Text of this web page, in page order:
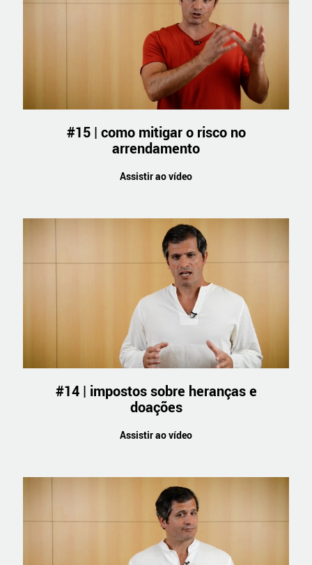
#15 | como mitigar o risco no
arrendamento
Assistir ao vídeo
#14 | impostos sobre heranças e
doações
Assistir ao vídeo